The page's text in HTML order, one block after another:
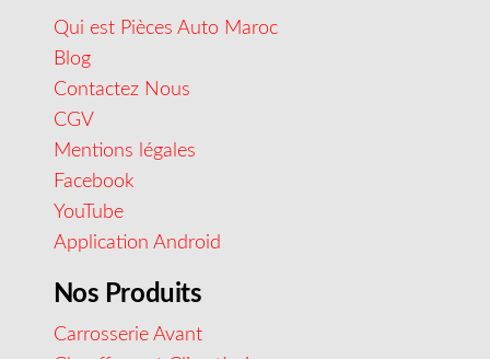
Qui est Pièces Auto Maroc
Blog
Contactez Nous
CGV
Mentions légales
Facebook
YouTube
Application Android
Nos Produits
Carrosserie Avant